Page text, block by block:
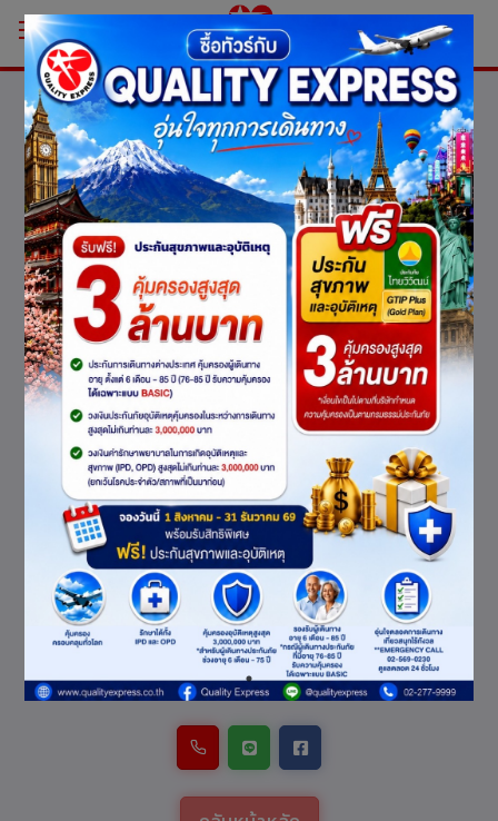
ไม่พบข้อมูล/การเรียก
ข้อมูลขัดข้อง
โปรดติดต่อเจ้าหน้าที่